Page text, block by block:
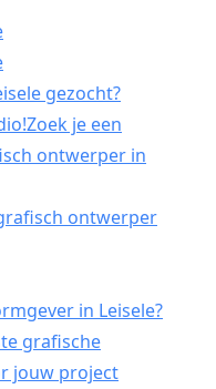
gezocht?
je een
ontwerper in
ontwerper
in Leisele?
grafische
jouw project